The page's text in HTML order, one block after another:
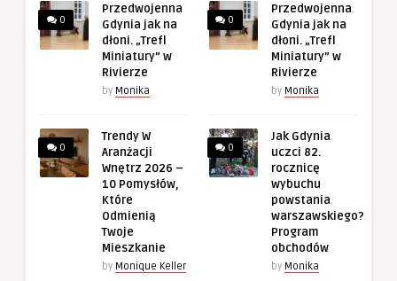
0
Przedwojenna
Gdynia jak na
dłoni. „Trefl
Miniatury” w
Rivierze
by Monika
0
Trendy W
Aranżacji
Wnętrz 2026 –
10 Pomysłów,
Które
Odmienią
Twoje
Mieszkanie
by Monique Keller
0
Przedwojenna
Gdynia jak na
dłoni. „Trefl
Miniatury” w
Rivierze
by Monika
0
Jak Gdynia
uczci 82.
rocznicę
wybuchu
powstania
warszawskiego?
Program
obchodów
by Monika